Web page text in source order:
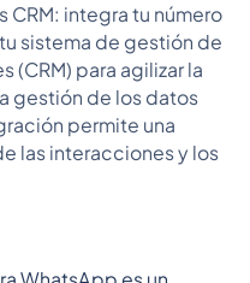
CRM: integra tu número
sistema de gestión de
(CRM) para agilizar la
gestión de los datos
permite una
las interacciones y los